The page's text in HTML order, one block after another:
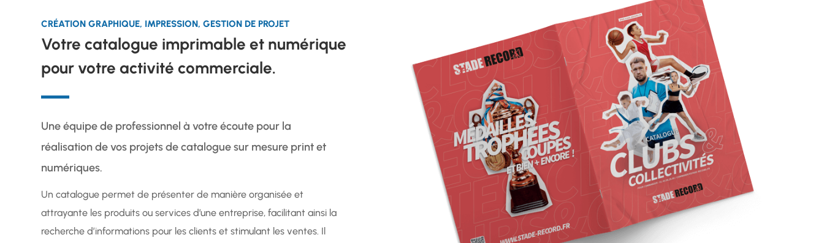
CRÉATION GRAPHIQUE, IMPRESSION, GESTION DE PROJET
Votre catalogue imprimable et numérique
pour votre activité commerciale.
Une équipe de professionnel à votre écoute pour la
réalisation de vos projets de catalogue sur mesure print et
numériques.
Un catalogue permet de présenter de manière organisée et
attrayante les produits ou services d’une entreprise, facilitant ainsi la
recherche d’informations pour les clients et stimulant les ventes. Il